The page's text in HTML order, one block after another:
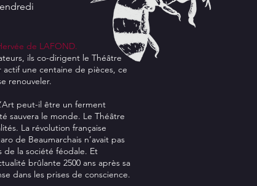
de LAFOND.
ils co-dirigent le Théâtre
actif une centaine de pièces, ce
renouveler.
peut-il être un ferment
sauvera le monde. Le Théâtre
La révolution française
de Beaumarchais n’avait pas
de la société féodale. Et
brûlante 2500 ans après sa
dans les prises de conscience.